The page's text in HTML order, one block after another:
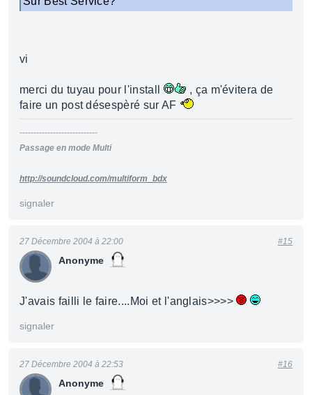
vi
merci du tuyau pour l'install
, ça m'évitera de
faire un post désespèré sur AF
----------------------------
Passage en mode Multi
http://soundcloud.com/multiform_bdx
signaler
Anonyme
27 Décembre 2004 à 22:00 #15
J'avais failli le faire....Moi et l'anglais>>>>
signaler
Anonyme
27 Décembre 2004 à 22:53 #16